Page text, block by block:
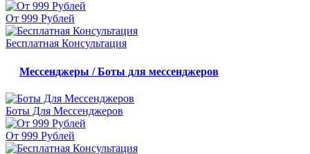
От 999 Рублей
Бесплатная Консультация
Мессенджеры / Боты для мессенджеров
Боты Для Мессенджеров
От 999 Рублей